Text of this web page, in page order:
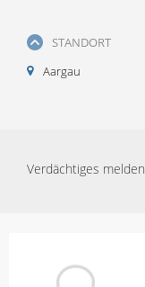
STANDORT
Aargau
Verdächtiges melden